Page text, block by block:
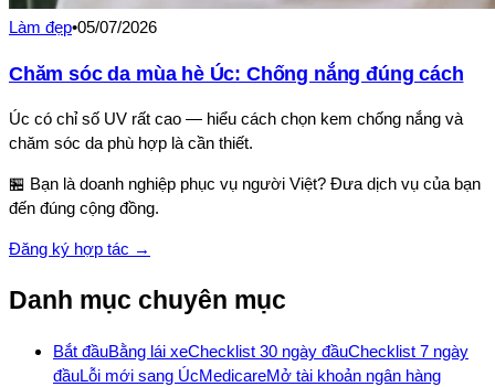
Làm đẹp•05/07/2026
Chăm sóc da mùa hè Úc: Chống nắng đúng cách
Úc có chỉ số UV rất cao — hiểu cách chọn kem chống nắng và
chăm sóc da phù hợp là cần thiết.
🏪 Bạn là doanh nghiệp phục vụ người Việt? Đưa dịch vụ của bạn
đến đúng cộng đồng.
Đăng ký hợp tác →
Danh mục chuyên mục
Bắt đầuBằng lái xeChecklist 30 ngày đầuChecklist 7 ngày
đầuLỗi mới sang ÚcMedicareMở tài khoản ngân hàng